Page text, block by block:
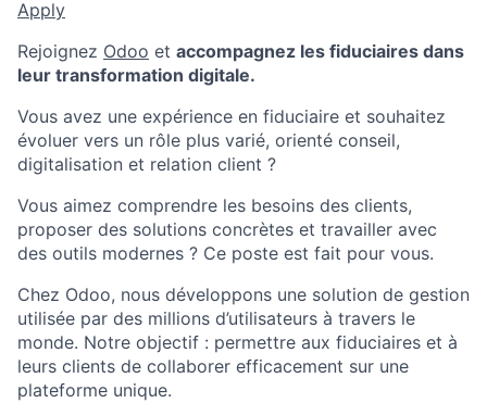
Apply
Rejoignez Odoo et accompagnez les fiduciaires dans
leur transformation digitale.
Vous avez une expérience en fiduciaire et souhaitez
évoluer vers un rôle plus varié, orienté conseil,
digitalisation et relation client ?
Vous aimez comprendre les besoins des clients,
proposer des solutions concrètes et travailler avec
des outils modernes ? Ce poste est fait pour vous.
Chez Odoo, nous développons une solution de gestion
utilisée par des millions d’utilisateurs à travers le
monde. Notre objectif : permettre aux fiduciaires et à
leurs clients de collaborer efficacement sur une
plateforme unique.